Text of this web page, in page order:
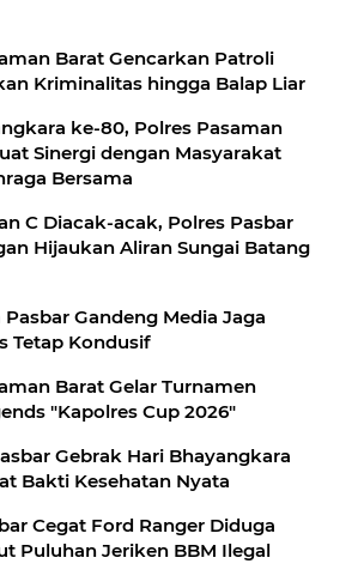
Barat Gencarkan Patroli
Kriminalitas hingga Balap Liar
ke-80, Polres Pasaman
Sinergi dengan Masyarakat
Bersama
C Diacak-acak, Polres Pasbar
Hijaukan Aliran Sungai Batang
Gandeng Media Jaga
Tetap Kondusif
Barat Gelar Turnamen
"Kapolres Cup 2026"
Gebrak Hari Bhayangkara
Bakti Kesehatan Nyata
Cegat Ford Ranger Diduga
Puluhan Jeriken BBM Ilegal